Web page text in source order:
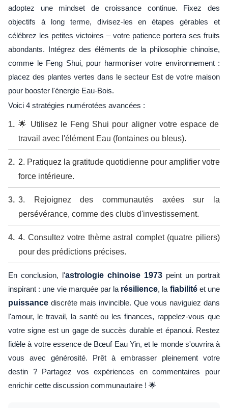
adoptez une mindset de croissance continue. Fixez des
objectifs à long terme, divisez-les en étapes gérables et
célébrez les petites victoires – votre patience portera ses fruits
abondants. Intégrez des éléments de la philosophie chinoise,
comme le Feng Shui, pour harmoniser votre environnement :
placez des plantes vertes dans le secteur Est de votre maison
pour booster l'énergie Eau-Bois.
Voici 4 stratégies numérotées avancées :
🌟 Utilisez le Feng Shui pour aligner votre espace de
travail avec l'élément Eau (fontaines ou bleus).
2. Pratiquez la gratitude quotidienne pour amplifier votre
force intérieure.
3. Rejoignez des communautés axées sur la
persévérance, comme des clubs d'investissement.
4. Consultez votre thème astral complet (quatre piliers)
pour des prédictions précises.
En conclusion, l'astrologie chinoise 1973 peint un portrait
inspirant : une vie marquée par la résilience, la fiabilitéet une
puissance discrète mais invincible. Que vous naviguiez dans
l'amour, le travail, la santé ou les finances, rappelez-vous que
votre signe est un gage de succès durable et épanoui. Restez
fidèle à votre essence de Bœuf Eau Yin, et le monde s'ouvrira à
vous avec générosité. Prêt à embrasser pleinement votre
destin ? Partagez vos expériences en commentaires pour
enrichir cette discussion communautaire ! 🌟